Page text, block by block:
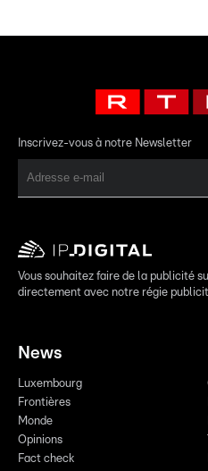
Inscrivez-vous à notre Newsletter
Vous souhaitez faire de la publicité
directement avec notre régie
News
Luxembourg
Frontières
Monde
Opinions
Fact check